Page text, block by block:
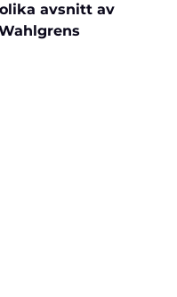
avsnitt av